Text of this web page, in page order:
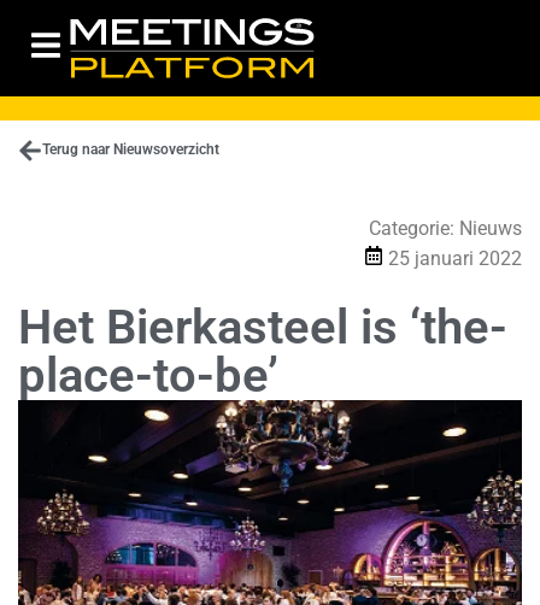
Terug naar Nieuwsoverzicht
Categorie: Nieuws
25 januari 2022
Het Bierkasteel is ‘the-
place-to-be’